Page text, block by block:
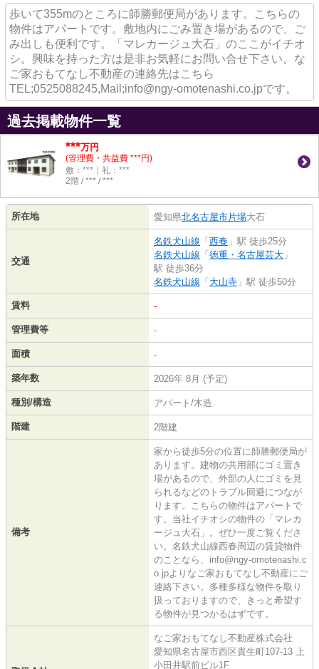
歩いて355mのところに師勝郵便局があります。こちらの
物件はアパートです。敷地内にごみ置き場があるので、ご
み出しも便利です。「マレカージュ大石」のここがイチオ
シ。興味を持った方は是非お気軽にお問い合せ下さい。な
ご家おもてなし不動産の連絡先はこちら
TEL;0525088245,Mail;info@ngy-omotenashi.co.jpです。
過去掲載物件一覧
***万円
(管理費・共益費 ***円)
敷：***｜礼：***
2階 / *** / ***
所在地 愛知県北名古屋市片場大石
交通
名鉄犬山線 「 西春 」駅 徒歩25分
名鉄犬山線 「 徳重・名古屋芸大 」
駅 徒歩36分
名鉄犬山線 「 大山寺 」駅 徒歩50分
賃料 -
管理費等 -
面積 -
築年数 2026年 8月 (予定)
種別/構造 アパート/木造
階建 2階建
備考
家から徒歩5分の位置に師勝郵便局が
あります。建物の共用部にゴミ置き
場があるので、外部の人にゴミを見
られるなどのトラブル回避につなが
ります。こちらの物件はアパートで
す。当社イチオシの物件の「マレカ
ージュ大石」。ぜひ一度ご覧くださ
い。名鉄犬山線西春周辺の賃貸物件
のことなら、info@ngy-omotenashi.c
o.jpよりなご家おもてなし不動産にご
連絡下さい。多種多様な物件を取り
扱っておりますので、きっと希望す
る物件が見つかるはずです。
なご家おもてなし不動産株式会社
愛知県名古屋市西区貴生町107-13 上
小田井駅前ビル1F